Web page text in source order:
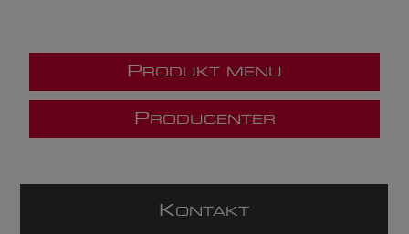
P RODUKT MENU
P RODUCENTER
K ONTAKT